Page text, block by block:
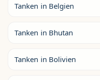
Tanken in Belgien
Tanken in Bhutan
Tanken in Bolivien